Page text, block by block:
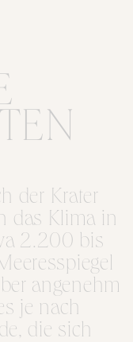
der Krater
das Klima in
2.200 bis
angenehm
je nach
die sich